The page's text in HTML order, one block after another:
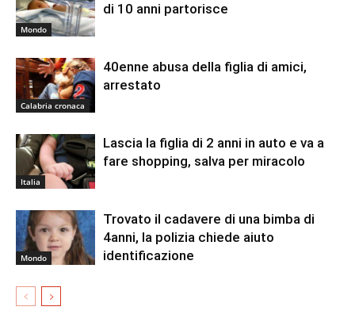
Mondo
di 10 anni partorisce
Calabria cronaca
40enne abusa della figlia di amici,
arrestato
Italia
Lascia la figlia di 2 anni in auto e va a
fare shopping, salva per miracolo
Mondo
Trovato il cadavere di una bimba di
4anni, la polizia chiede aiuto
identificazione